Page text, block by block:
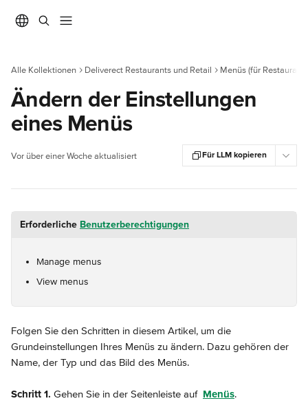
Alle Kollektionen Deliverect Restaurants und Retail Menüs (für
Ändern der Einstellungen
eines Menüs
Vor über einer Woche aktualisiert Für LLM kopieren
Erforderliche Benutzerberechtigungen
Manage menus
View menus
Folgen Sie den Schritten in diesem Artikel, um die
Grundeinstellungen Ihres Menüs zu ändern. Dazu gehören der
Name, der Typ und das Bild des Menüs.
Schritt 1. Gehen Sie in der Seitenleiste auf Menüs.